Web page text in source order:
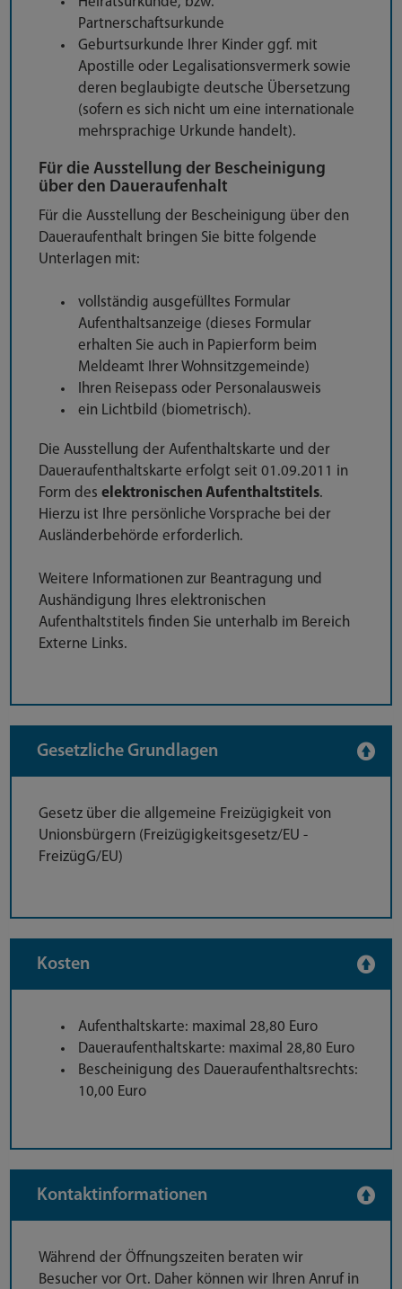
Partnerschaftsurkunde
Geburtsurkunde Ihrer Kinder ggf. mit
Apostille oder Legalisationsvermerk sowie
deren beglaubigte deutsche Übersetzung
(sofern es sich nicht um eine internationale
mehrsprachige Urkunde handelt).
Für die Ausstellung der Bescheinigung
über den Daueraufenhalt
Für die Ausstellung der Bescheinigung über den
Daueraufenthalt bringen Sie bitte folgende
Unterlagen mit:
vollständig ausgefülltes Formular
Aufenthaltsanzeige (dieses Formular
erhalten Sie auch in Papierform beim
Meldeamt Ihrer Wohnsitzgemeinde)
Ihren Reisepass oder Personalausweis
ein Lichtbild (biometrisch).
Die Ausstellung der Aufenthaltskarte und der
Daueraufenthaltskarte erfolgt seit 01.09.2011 in
Form des elektronischen Aufenthaltstitels.
Hierzu ist Ihre persönliche Vorsprache bei der
Ausländerbehörde erforderlich.
Weitere Informationen zur Beantragung und
Aushändigung Ihres elektronischen
Aufenthaltstitels finden Sie unterhalb im Bereich
Externe Links.
Gesetzliche Grundlagen
Gesetz über die allgemeine Freizügigkeit von
Unionsbürgern (Freizügigkeitsgesetz/EU -
FreizügG/EU)
Kosten
Aufenthaltskarte: maximal 28,80 Euro
Daueraufenthaltskarte: maximal 28,80 Euro
Bescheinigung des Daueraufenthaltsrechts:
10,00 Euro
Kontaktinformationen
Während der Öffnungszeiten beraten wir
Besucher vor Ort. Daher können wir Ihren Anruf in